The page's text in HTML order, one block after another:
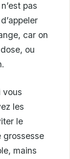
pas
car on
ou
vous
les
le
grossesse
mains